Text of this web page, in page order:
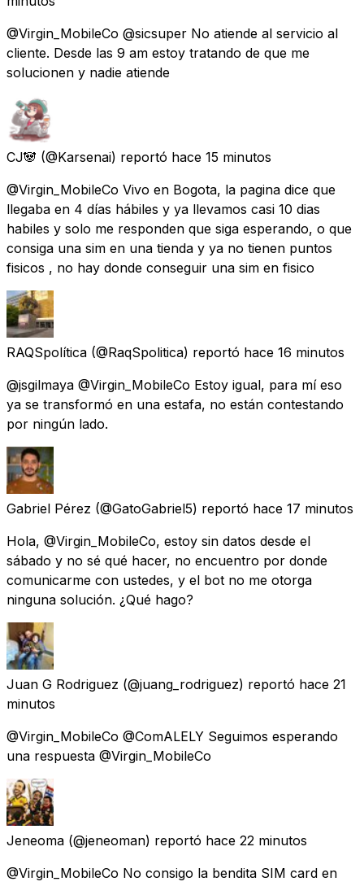
@Virgin_MobileCo @sicsuper No atiende al servicio al
cliente. Desde las 9 am estoy tratando de que me
solucionen y nadie atiende
CJ🐼 (@Karsenai) reportó hace 15 minutos
@Virgin_MobileCo Vivo en Bogota, la pagina dice que
llegaba en 4 días hábiles y ya llevamos casi 10 dias
habiles y solo me responden que siga esperando, o que
consiga una sim en una tienda y ya no tienen puntos
fisicos , no hay donde conseguir una sim en fisico
RAQSpolítica (@RaqSpolitica) reportó hace 16 minutos
@jsgilmaya @Virgin_MobileCo Estoy igual, para mí eso
ya se transformó en una estafa, no están contestando
por ningún lado.
Gabriel Pérez (@GatoGabriel5) reportó hace 17 minutos
Hola, @Virgin_MobileCo, estoy sin datos desde el
sábado y no sé qué hacer, no encuentro por donde
comunicarme con ustedes, y el bot no me otorga
ninguna solución. ¿Qué hago?
Juan G Rodriguez (@juang_rodriguez) reportó hace 21
minutos
@Virgin_MobileCo @ComALELY Seguimos esperando
una respuesta @Virgin_MobileCo
Jeneoma (@jeneoman) reportó hace 22 minutos
@Virgin_MobileCo No consigo la bendita SIM card en